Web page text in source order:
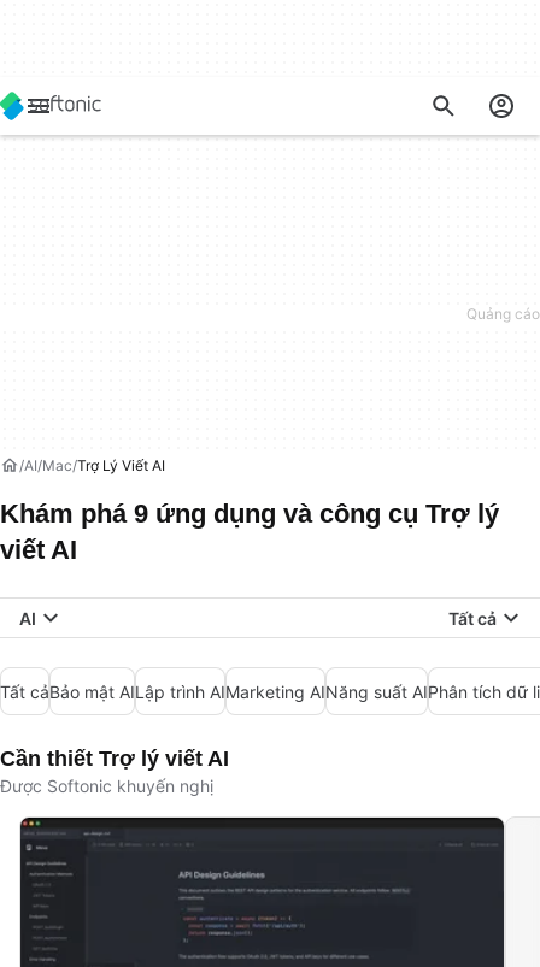
AI Mac Trợ Lý Viết AI
Khám phá 9 ứng dụng và công cụ Trợ lý
viết AI
AI Tất cả
Tất cảBảo mật AILập trình AIMarketing AINăng suất AIPhân tích dữ
Cần thiết Trợ lý viết AI
Được Softonic khuyến nghị